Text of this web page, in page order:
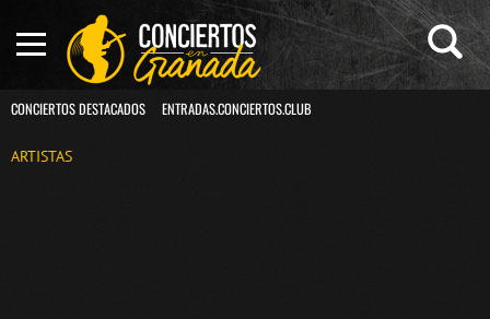
CONCIERTOS DESTACADOS ENTRADAS.CONCIERTOS.CLUB
ARTISTAS